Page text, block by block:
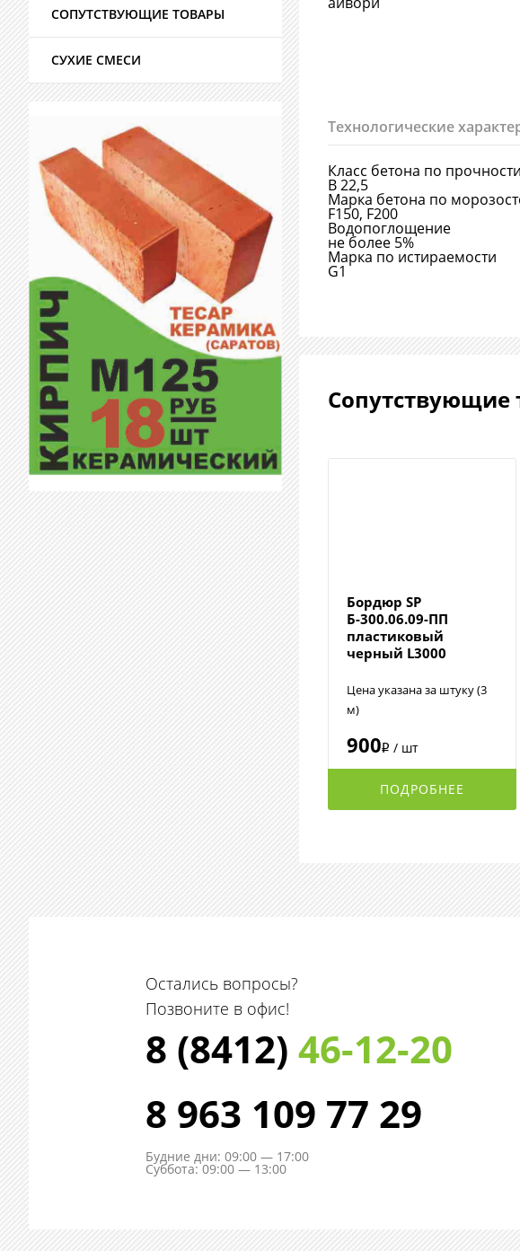
Технологические
Класс бетона по прочности
B 22,5
Марка бетона по
F150, F200
Водопоглощение
не более 5%
Марка по истираемости
G1
Сопутствующие
Бордюр SP
Б-300.06.09-ПП
пластиковый
черный L3000
Цена указана за штуку (3
м)
900i / шт
ПОДРОБНЕЕ
СОПУТСТВУЮЩИЕ ТОВАРЫ
СУХИЕ СМЕСИ
Остались вопросы?
Позвоните в офис!
8 (8412) 46-12-20
8 963 109 77 29
Будние дни: 09:00 — 17:00
Суббота: 09:00 — 13:00